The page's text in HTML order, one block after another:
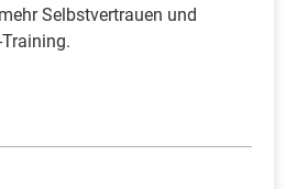
Selbstvertrauen und